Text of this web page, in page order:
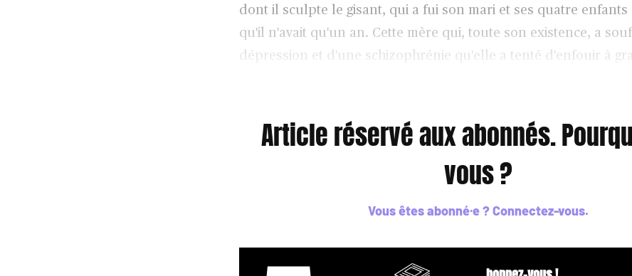
dont il sculpte le gisant, qui a fui son mari et ses quatre enfants
qu'il n'avait qu'un an. Cette mère qui, toute son existence, a
dépression et d'une schizophrénie qu'elle a tenté d'enfouir à
Article réservé aux abonnés.
vous ?
Vous êtes abonné·e ?Connectez-vous.